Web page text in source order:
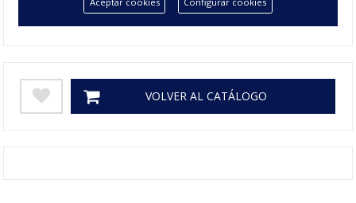
120 gr/m2
VOLVER AL CATÁLOGO